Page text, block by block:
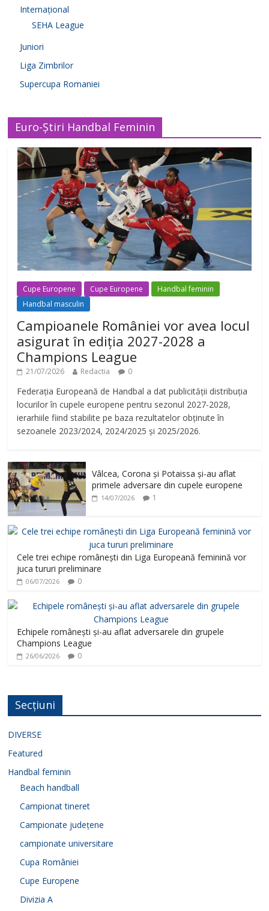
Internațional
SEHA League
Juniori
Liga Zimbrilor
Supercupa Romaniei
Euro-Știri Handbal Feminin
Cupe Europene Cupe Europene
Handbal feminin
Handbal masculin
Campioanele României vor avea locul
asigurat în ediția 2027-2028 a
Champions League
21/07/2026 Redactia 0
Federația Europeană de Handbal a dat publicității distribuția
locurilor în cupele europene pentru sezonul 2027-2028,
ierarhiile fiind stabilite pe baza rezultatelor obținute în
sezoanele 2023/2024, 2024/2025 și 2025/2026.
Vâlcea, Corona și Potaissa și-au aflat
primele adversare din cupele europene
14/07/2026 1
Cele trei echipe românești din Liga Europeană feminină vor
juca tururi preliminare
06/07/2026 0
Echipele românești și-au aflat adversarele din grupele
Champions League
26/06/2026 0
Secțiuni
DIVERSE
Featured
Handbal feminin
Beach handball
Campionat tineret
Campionate județene
campionate universitare
Cupa României
Cupe Europene
Divizia A